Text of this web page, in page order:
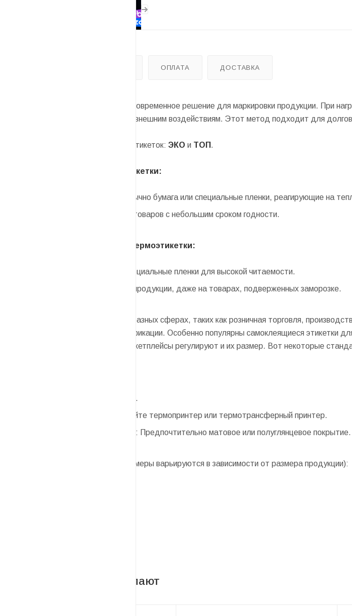
ОПЛАТА ДОСТАВКА
– это современное решение для маркировки продукции. При
отпечатки более устойчивыми к внешним воздействиям. Этот метод подходит для
Есть два основных вида термоэтикеток: ЭКО и ТОП .
ЭКО (экономичные) термоэтикетки:
Материал верхнего слоя: Обычно бумага или специальные пленки, реагирующие на
Использование: Маркировка товаров с небольшим сроком годности.
ТОП (высококачественные) термоэтикетки:
Материал верхнего слоя: Специальные пленки для высокой читаемости.
Использование: Маркировка продукции, даже на товарах, подверженных заморозке.
Термоэтикетки используются в разных сферах, таких как розничная торговля,
кодов и других средств идентификации. Особенно популярны самоклеящиеся этикетки
нанесенной на этикетленту, маркетплейсы регулируют и их размер. Вот некоторые
Размер этикетки: 120 × 75 мм.
Технология печати: Используйте термопринтер или термотрансферный принтер.
Характеристики поверхности: Предпочтительно матовое или полуглянцевое покрытие.
(Размеры варьируются в зависимости от размера продукции):
С этим товаром покупают